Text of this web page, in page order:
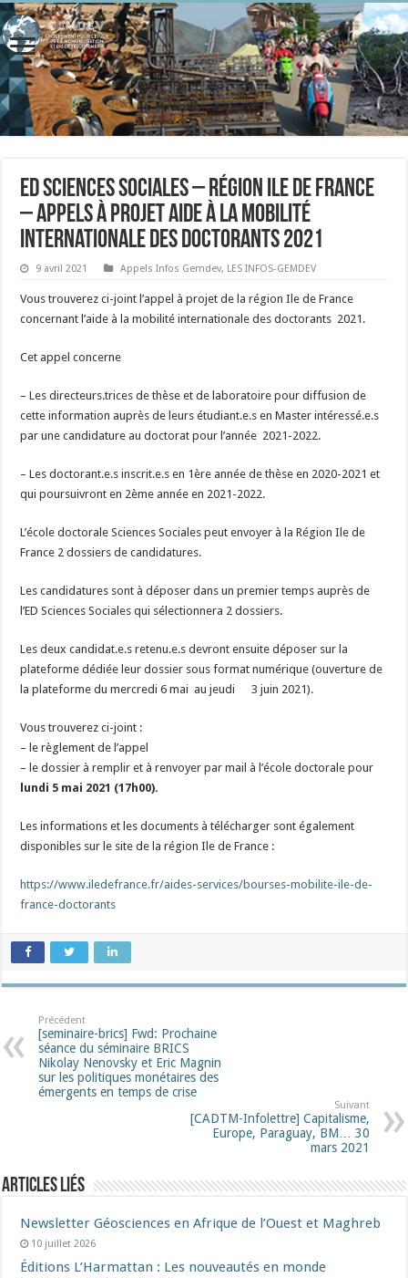
ED Sciences Sociales – Région Ile de France
– Appels à projet Aide à la mobilité
internationale des doctorants 2021
9 avril 2021 Appels Infos Gemdev, LES INFOS-GEMDEV
Vous trouverez ci-joint l’appel à projet de la région Ile de France
concernant l’aide à la mobilité internationale des doctorants 2021.
Cet appel concerne
– Les directeurs.trices de thèse et de laboratoire pour diffusion de
cette information auprès de leurs étudiant.e.s en Master intéressé.e.s
par une candidature au doctorat pour l’année 2021-2022.
– Les doctorant.e.s inscrit.e.s en 1ère année de thèse en 2020-2021 et
qui poursuivront en 2ème année en 2021-2022.
L’école doctorale Sciences Sociales peut envoyer à la Région Ile de
France 2 dossiers de candidatures.
Les candidatures sont à déposer dans un premier temps auprès de
l’ED Sciences Sociales qui sélectionnera 2 dossiers.
Les deux candidat.e.s retenu.e.s devront ensuite déposer sur la
plateforme dédiée leur dossier sous format numérique (ouverture de
la plateforme dumercredi 6 mai aujeudi 3 juin 2021).
Vous trouverez ci-joint :
– le règlement de l’appel
– le dossier à remplir et à renvoyer par mail à l’école doctorale pour
lundi 5 mai 2021 (17h00).
Les informations et les documents à télécharger sont également
disponibles sur le site de la région Ile de France :
https://www.iledefrance.fr/aides-services/bourses-mobilite-ile-de-
france-doctorants
Précédent
[seminaire-brics] Fwd: Prochaine
séance du séminaire BRICS
Nikolay Nenovsky et Eric Magnin
sur les politiques monétaires des
émergents en temps de crise
Suivant
[CADTM-Infolettre] Capitalisme,
Europe, Paraguay, BM… 30
mars 2021
Articles liés
Newsletter Géosciences en Afrique de l’Ouest et Maghreb
10 juillet 2026
Éditions L’Harmattan : Les nouveautés en monde